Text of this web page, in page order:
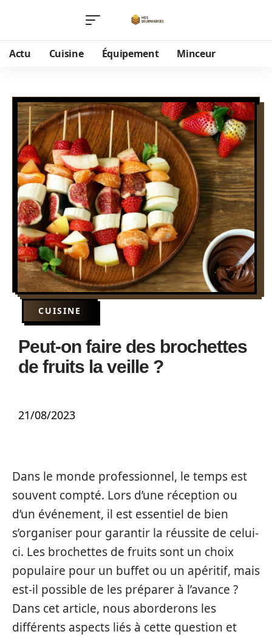
Actu Cuisine Équipement Minceur
CUISINE
Peut-on faire des brochettes
de fruits la veille ?
21/08/2023
Dans le monde professionnel, le temps est
souvent compté. Lors d’une réception ou
d’un événement, il est essentiel de bien
s’organiser pour garantir la réussite de celui-
ci. Les brochettes de fruits sont un choix
populaire pour un buffet ou un apéritif, mais
est-il possible de les préparer à l’avance ?
Dans cet article, nous aborderons les
différents aspects liés à cette question et